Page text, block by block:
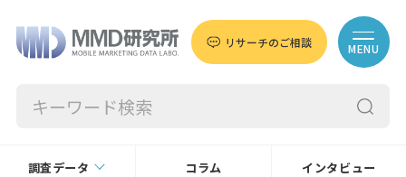
リサーチのご相談 MENU
調査データ コラム インタビュー